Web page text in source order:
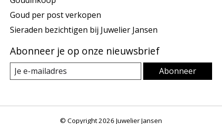
Goud per post verkopen
Sieraden bezichtigen bij Juwelier Jansen
Abonneer je op onze nieuwsbrief
Abonneer
© Copyright 2026 Juwelier Jansen